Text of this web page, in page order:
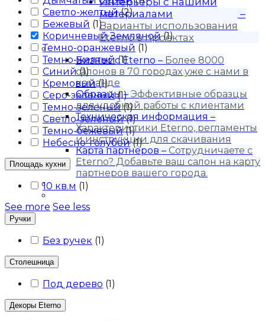
материалами
–
Варианты использования
Eterno в проектах
Для бизнеса
Бизнес с Eternо – Более 8000
салонов в 70 городах уже с нами в
команде
Образцы– Эффективные образцы
для удобной работы с клиентами
Техническая информация –
Характеристики Eterno, регламенты
и инструкции для скачивания
Карта партнёров – Сотрудничаете с
Eterno? Добавьте ваш салон на карту
партнеров вашего города.
Блог
Светло-желтый (2)
Бежевый (1)
Коричневый Земляной (1)
Темно-оранжевый (1)
Темно-желтый (1)
Синий (1)
Кремовый (1)
Серо-зеленый (1)
Темно-зеленый (1)
Светло-зеленый (1)
Темно-бежевый (1)
Небесно-голубой (1)
Площадь кухни
10 кв.м (1)
See more See less
Ручки
Без ручек (1)
Столешница
Под дерево (1)
Декоры Eterno